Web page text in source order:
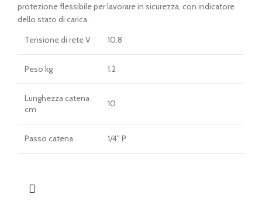
protezione flessibile per lavorare in sicurezza, con indicatore
dello stato di carica.
Tensione di rete V
10.8
Peso kg 1.2
Lunghezza catena
cm
10
Passo catena 1/4" P